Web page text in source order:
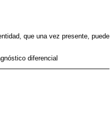
que una vez presente, puede
diferencial